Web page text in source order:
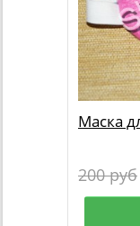
Маска
200 руб